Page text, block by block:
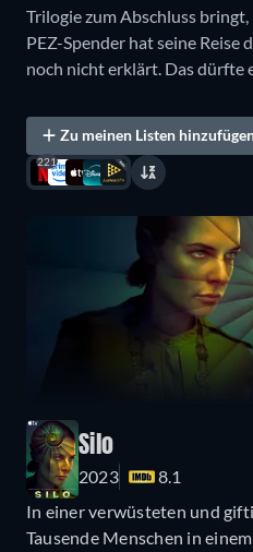
Trilogie zum Abschluss
PEZ-Spender hat seine Reise
noch nicht erklärt. Das dürfte
Zu meinen Listen
221
Silo
2023
8.1
In einer verwüsteten und
Tausende Menschen in